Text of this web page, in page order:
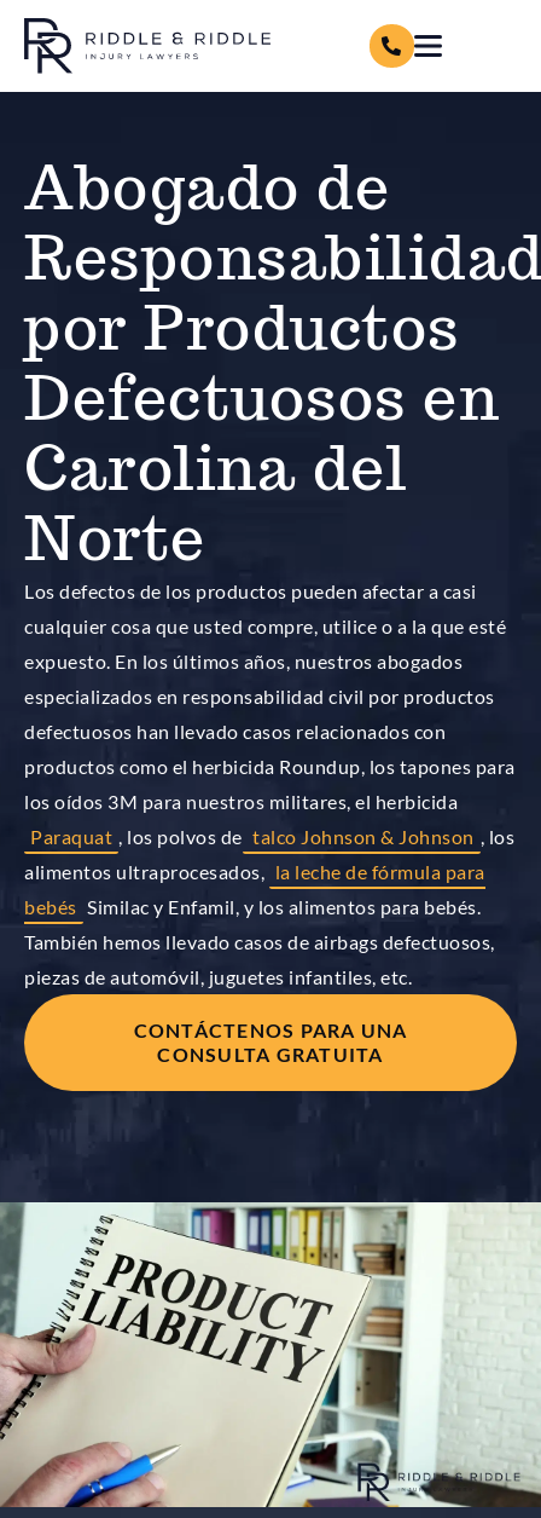
Abogado de
por Productos
Defectuosos en
Carolina del
Norte
Los defectos de los productos pueden afectar a casi
cualquier cosa que usted compre, utilice o a la que esté
expuesto. En los últimos años, nuestros abogados
especializados en responsabilidad civil por productos
defectuosos han llevado casos relacionados con
productos como el herbicida Roundup, los tapones para
los oídos 3M para nuestros militares, el herbicida
Paraquat
, los polvos de talco Johnson & Johnson
, los
alimentos ultraprocesados,
la leche de fórmula para
bebés Similac y Enfamil, y los alimentos para bebés.
También hemos llevado casos de airbags defectuosos,
piezas de automóvil, juguetes infantiles, etc.
CONTÁCTENOS PARA UNA
CONSULTA GRATUITA